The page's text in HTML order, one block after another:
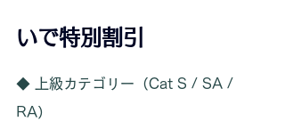
いで特別割引
◆ 上級カテゴリー（Cat S / SA /
RA）